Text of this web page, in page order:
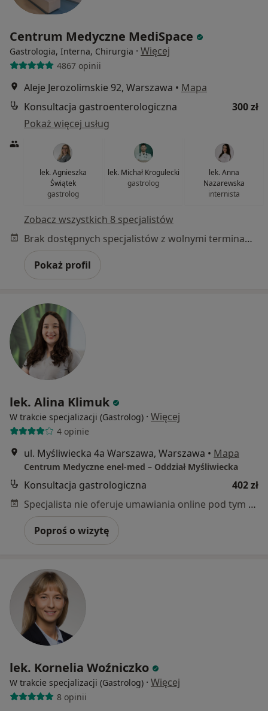
Centrum Medyczne MediSpace
Gastrologia, Interna, Chirurgia · Więcej
4867 opinii
Aleje Jerozolimskie 92, Warszawa • Mapa
Konsultacja gastroenterologiczna
300 zł
Pokaż więcej usług
lek. Agnieszka
Świątek
gastrolog
lek. Michał Krogulecki
gastrolog
lek. Anna
Nazarewska
internista
Zobacz wszystkich 8 specjalistów
Brak dostępnych specjalistów z wolnymi terminami w tym centrum medycznym.
Pokaż profil
lek. Alina Klimuk
W trakcie specjalizacji (Gastrolog) · Więcej
4 opinie
ul. Myśliwiecka 4a Warszawa, Warszawa • Mapa
Centrum Medyczne enel-med – Oddział Myśliwiecka
Konsultacja gastrologiczna
402 zł
Specjalista nie oferuje umawiania online pod tym adresem.
Poproś o wizytę
lek. Kornelia Woźniczko
W trakcie specjalizacji (Gastrolog) · Więcej
8 opinii